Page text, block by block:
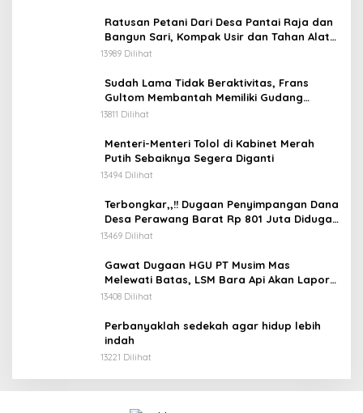
Ratusan Petani Dari Desa Pantai Raja dan
Bangun Sari, Kompak Usir dan Tahan Alat
Berat Milik Hanafi Cs.
13989 Dilihat
Sudah Lama Tidak Beraktivitas, Frans
Gultom Membantah Memiliki Gudang
Penimbunan BBM
13811 Dilihat
Menteri-Menteri Tolol di Kabinet Merah
Putih Sebaiknya Segera Diganti
13494 Dilihat
Terbongkar,,!! Dugaan Penyimpangan Dana
Desa Perawang Barat Rp 801 Juta Diduga
Tidak Jelas Penggunaannya
13469 Dilihat
Gawat Dugaan HGU PT Musim Mas
Melewati Batas, LSM Bara Api Akan Lapor
ke APH dan Satgas PKH
13408 Dilihat
Perbanyaklah sedekah agar hidup lebih
indah
13221 Dilihat